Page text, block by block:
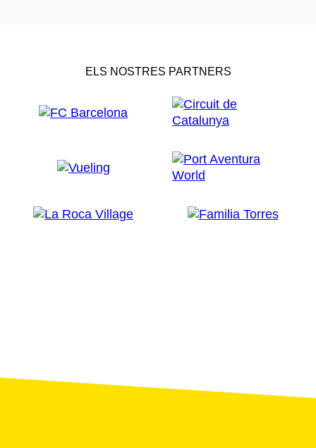
ELS NOSTRES PARTNERS